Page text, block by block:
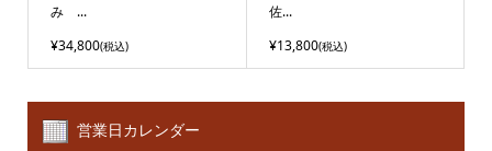
み ...
¥34,800(税込)
佐...
¥13,800(税込)
営業日カレンダー